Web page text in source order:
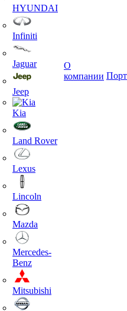
HYUNDAI
Infiniti
Jaguar
Jeep
Kia
Land Rover
Lexus
Lincoln
Mazda
Mercedes-
Benz
Mitsubishi
О
компании